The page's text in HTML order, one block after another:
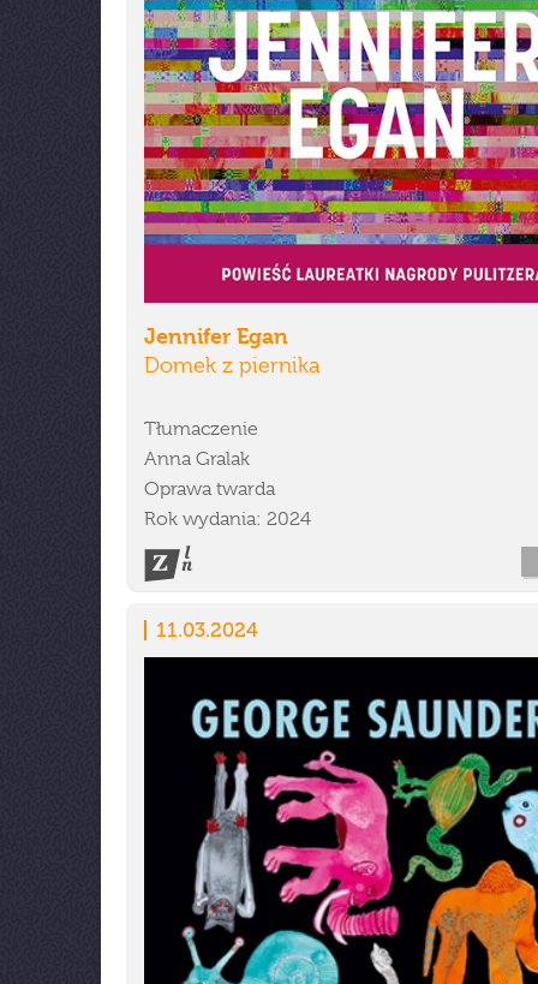
Jennifer Egan
Domek z piernika
Tłumaczenie
Anna Gralak
Oprawa twarda
Rok wydania: 2024
11.03.2024